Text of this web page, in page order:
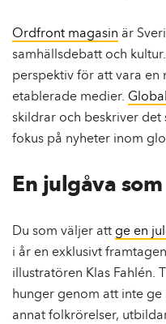
Ordfront magasin är
samhällsdebatt och
perspektiv för att vara
etablerade medier.
skildrar och beskriver det
fokus på nyheter inom
En julgåva
Du som väljer att ge en
i år en exklusivt
illustratören Klas Fahlén.
hunger genom att inte
annat folkrörelser,